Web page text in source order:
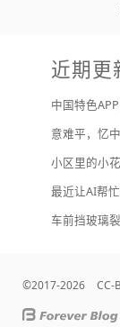
近期更
意难平，忆中
车前挡玻璃
©2017-2026 CC-